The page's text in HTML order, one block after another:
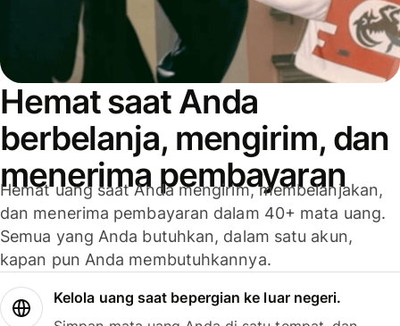
Hemat saat Anda
berbelanja, mengirim, dan
menerima pembayaran
Hemat uang saat Anda mengirim, membelanjakan,
dan menerima pembayaran dalam 40+ mata uang.
Semua yang Anda butuhkan, dalam satu akun,
kapan pun Anda membutuhkannya.
Kelola uang saat bepergian ke luar negeri.